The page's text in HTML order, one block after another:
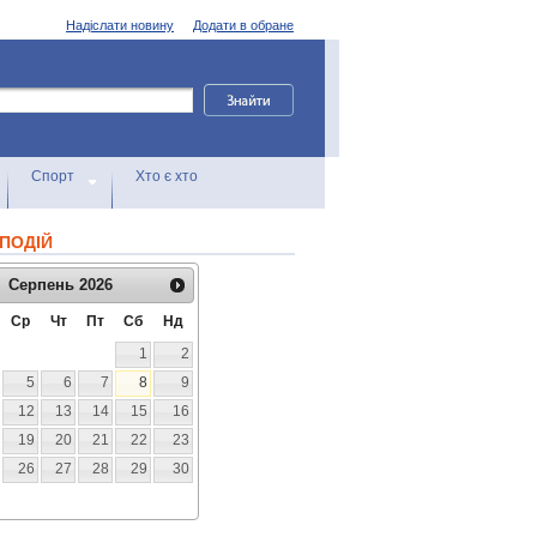
Додати в обране
Надіслати новину
Спорт Хто є хто
Серпень 2026
Ср Чт Пт Сб
Нд
1
2
5 6 7 8
9
12 13 14 15
16
19 20 21 22
23
26 27 28 29
30